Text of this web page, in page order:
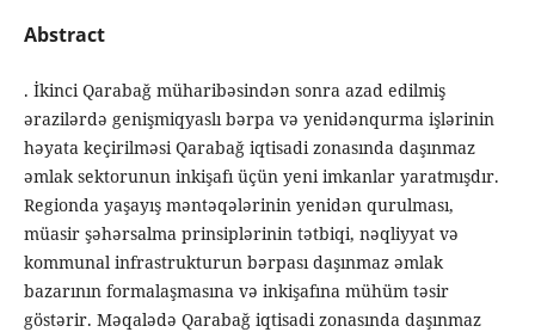
Abstract
. İkinci Qarabağ müharibəsindən sonra azad edilmiş
ərazilərdə genişmiqyaslı bərpa və yenidənqurma işlərinin
həyata keçirilməsi Qarabağ iqtisadi zonasında daşınmaz
əmlak sektorunun inkişafı üçün yeni imkanlar yaratmışdır.
Regionda yaşayış məntəqələrinin yenidən qurulması,
müasir şəhərsalma prinsiplərinin tətbiqi, nəqliyyat və
kommunal infrastrukturun bərpası daşınmaz əmlak
bazarının formalaşmasına və inkişafına mühüm təsir
göstərir. Məqalədə Qarabağ iqtisadi zonasında daşınmaz